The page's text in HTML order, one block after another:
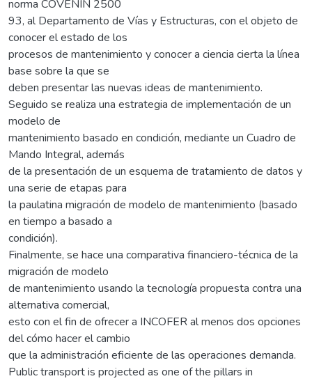
norma COVENIN 2500
93, al Departamento de Vías y Estructuras, con el objeto de
conocer el estado de los
procesos de mantenimiento y conocer a ciencia cierta la línea
base sobre la que se
deben presentar las nuevas ideas de mantenimiento.
Seguido se realiza una estrategia de implementación de un
modelo de
mantenimiento basado en condición, mediante un Cuadro de
Mando Integral, además
de la presentación de un esquema de tratamiento de datos y
una serie de etapas para
la paulatina migración de modelo de mantenimiento (basado
en tiempo a basado a
condición).
Finalmente, se hace una comparativa financiero-técnica de la
migración de modelo
de mantenimiento usando la tecnología propuesta contra una
alternativa comercial,
esto con el fin de ofrecer a INCOFER al menos dos opciones
del cómo hacer el cambio
que la administración eficiente de las operaciones demanda.
Public transport is projected as one of the pillars in